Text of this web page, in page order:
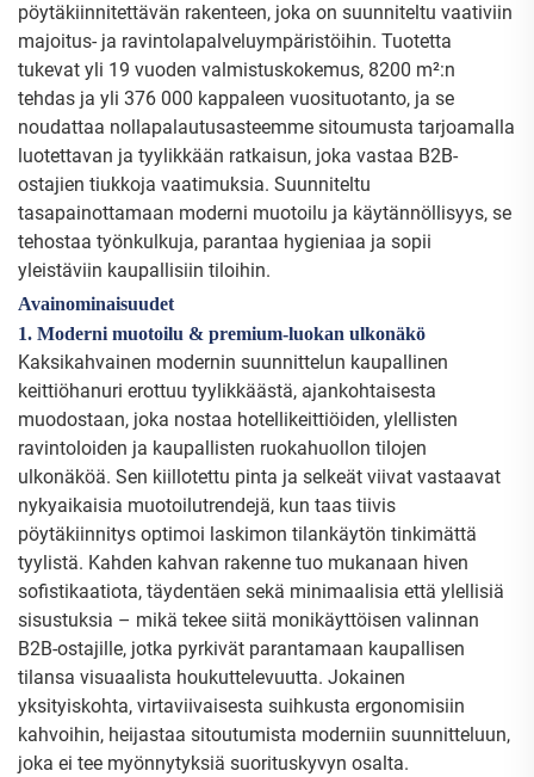
pöytäkiinnitettävän rakenteen, joka on suunniteltu vaativiin
majoitus- ja ravintolapalveluympäristöihin. Tuotetta
tukevat yli 19 vuoden valmistuskokemus, 8200 m²:n
tehdas ja yli 376 000 kappaleen vuosituotanto, ja se
noudattaa nollapalautusasteemme sitoumusta tarjoamalla
luotettavan ja tyylikkään ratkaisun, joka vastaa B2B-
ostajien tiukkoja vaatimuksia. Suunniteltu
tasapainottamaan moderni muotoilu ja käytännöllisyys, se
tehostaa työnkulkuja, parantaa hygieniaa ja sopii
yleistäviin kaupallisiin tiloihin.
Avainominaisuudet
1. Moderni muotoilu & premium-luokan ulkonäkö
Kaksikahvainen modernin suunnittelun kaupallinen
keittiöhanuri erottuu tyylikkäästä, ajankohtaisesta
muodostaan, joka nostaa hotellikeittiöiden, ylellisten
ravintoloiden ja kaupallisten ruokahuollon tilojen
ulkonäköä. Sen kiillotettu pinta ja selkeät viivat vastaavat
nykyaikaisia muotoilutrendejä, kun taas tiivis
pöytäkiinnitys optimoi laskimon tilankäytön tinkimättä
tyylistä. Kahden kahvan rakenne tuo mukanaan hiven
sofistikaatiota, täydentäen sekä minimaalisia että ylellisiä
sisustuksia – mikä tekee siitä monikäyttöisen valinnan
B2B-ostajille, jotka pyrkivät parantamaan kaupallisen
tilansa visuaalista houkuttelevuutta. Jokainen
yksityiskohta, virtaviivaisesta suihkusta ergonomisiin
kahvoihin, heijastaa sitoutumista moderniin suunnitteluun,
joka ei tee myönnytyksiä suorituskyvyn osalta.